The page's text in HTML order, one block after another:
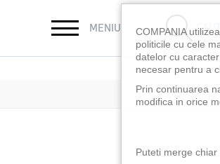
MENIU
COMPANIA
politicile cu cele
datelor cu
necesar pentru a
Prin continuarea
modifica in orice
Puteti merge